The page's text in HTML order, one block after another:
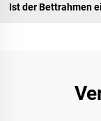
Ist der Bettrahmen